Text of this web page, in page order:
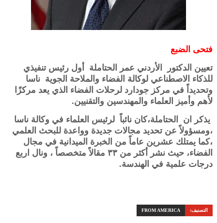
فتحى الضبع
تعيين الدكتور الأردني عمر الحتاملة أول رئيس تنفيذي
للذكاء الاصطناعي لوكالة الفضاء والملاحة الجوية ناسا
وتحديداً في مركز جودارد لرحلات الفضاء الذي يعد مركزًا
لأهم وأميز العلماء والمهندسين والتقنيين.
يذكر ان الحتاملة،كان نائباً لرئيس العلماء في وكالة ناسا
،ومسؤولاً عن تحديد مجالات جديدة وواعدة للبحث العلمي
،كما يمتلك عشرين عاماً من الخبرة الميدانية في مجال
الفضاء، حيث نشر أكثر من ٣٣ مقالاً متخصصاً ، ونال اربع
درجات علمية في الهندسة.
التصنيف: FROM AMERICA